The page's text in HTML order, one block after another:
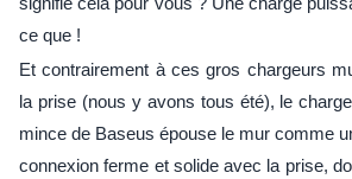
ce que !
Et contrairement à ces gros chargeurs
la prise (nous y avons tous été), le
mince de Baseus épouse le mur comme
connexion ferme et solide avec la prise,